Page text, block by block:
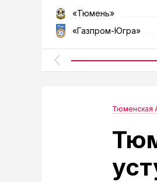
«Тюмень»
«Газпром-Югра»
Тюменская